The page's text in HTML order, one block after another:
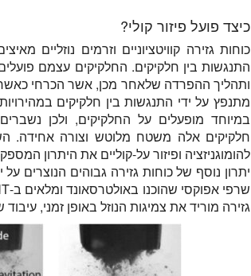
כיצד פועל פיזור קולי?
כוחות גזירה קוויטציוניים וזרמים
התנגשות בין חלקיקים. החלקיקים עצמם
ותהליך ההפרדה שלאחר מכן, אשר הכרחי כאשר
במיוחד מופעלים על החלקיקים, ולכן
חלקיקים אלה משטח מלוטש וצורה אחידה.
להומוגניזציה ופיזור על-קוליים את היתרון
יתרון נוסף של כוחות גזירה גבוהים הנוצרים
גזירה מוריד את צמיגות הנוזל באופן זמני,